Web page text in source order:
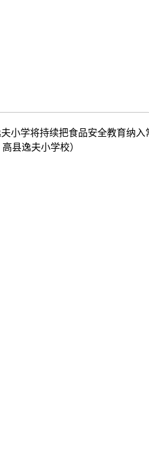
学将持续把食品安全教育纳入
县逸夫小学校）